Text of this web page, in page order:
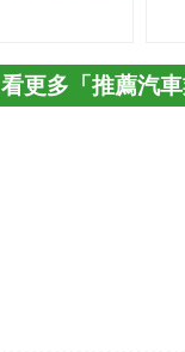
看更多「推薦汽